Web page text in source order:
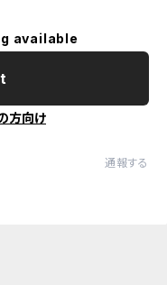
available
方向け
通報する